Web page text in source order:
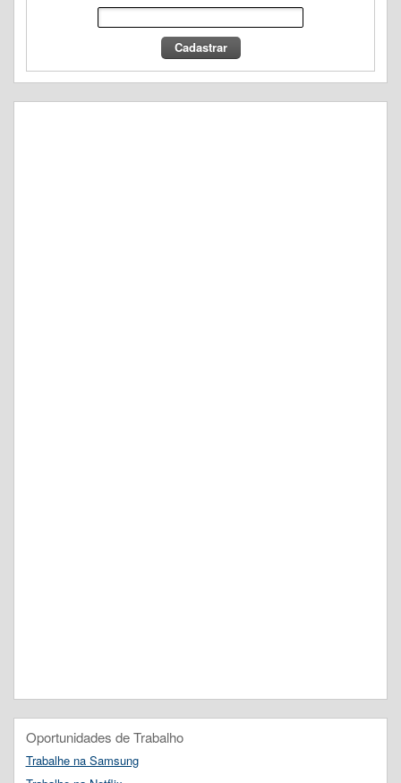
Oportunidades de Trabalho
Trabalhe na Samsung